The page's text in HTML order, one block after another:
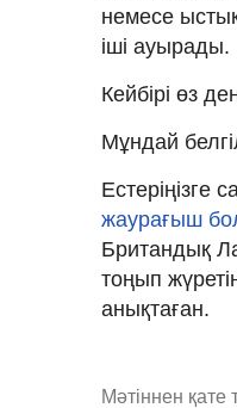
немесе
іші ауырады.
Кейбірі өз
Мұндай
Естеріңізге
жаурағыш
Британдық
тоңып
анықтаған.
Мәтіннен қате